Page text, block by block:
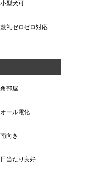
小型犬可
敷礼ゼロゼロ対応
角部屋
オール電化
南向き
日当たり良好